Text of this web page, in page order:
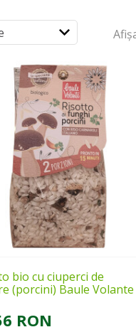
bio cu ciuperci de
(porcini) Baule Volante
RON